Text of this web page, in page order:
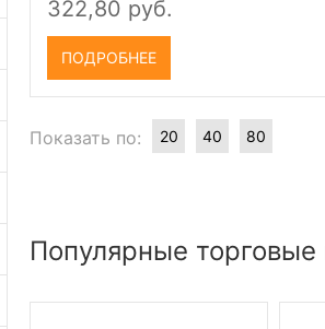
322,80 руб.
ПОДРОБНЕЕ
Показать по: 20 40 80
Популярные